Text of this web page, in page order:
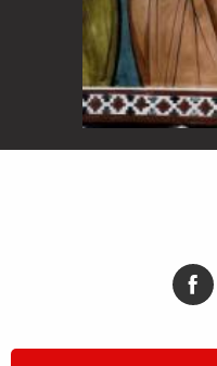
Sfântul